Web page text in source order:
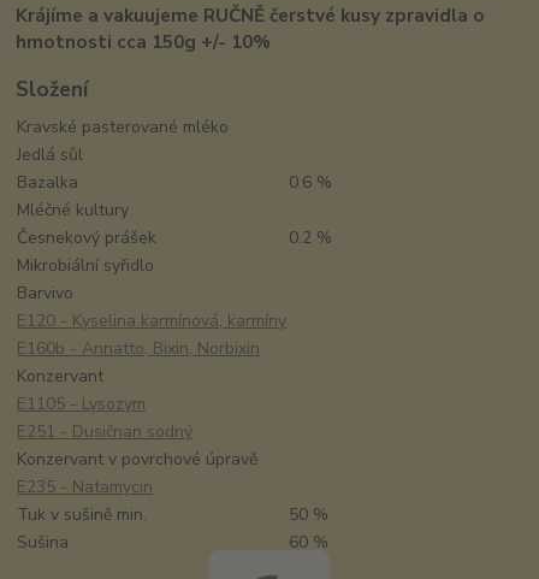
Krájíme a vakuujeme RUČNĚ čerstvé kusy zpravidla o
hmotnosti cca 150g +/- 10%
Složení
Kravské pasterované mléko
Jedlá sůl
Bazalka
0.6 %
Mléčné kultury
Česnekový prášek
0.2 %
Mikrobiální syřidlo
Barvivo
E120 - Kyselina karmínová, karmíny
E160b - Annatto, Bixin, Norbixin
Konzervant
E1105 - Lysozym
E251 - Dusičnan sodný
Konzervant v povrchové úpravě
E235 - Natamycin
Tuk v sušině min.
50 %
Sušina
60 %